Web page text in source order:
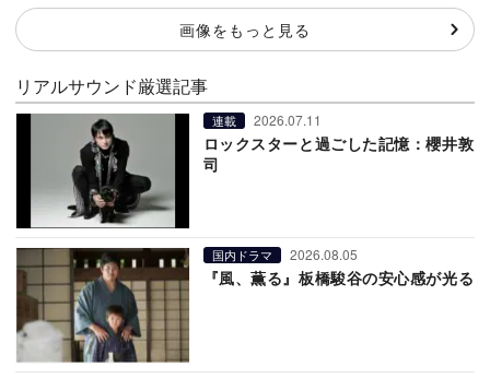
画像をもっと見る
リアルサウンド厳選記事
連載 2026.07.11
ロックスターと過ごした記憶：櫻井敦
司
国内ドラマ 2026.08.05
『風、薫る』板橋駿谷の安心感が光る